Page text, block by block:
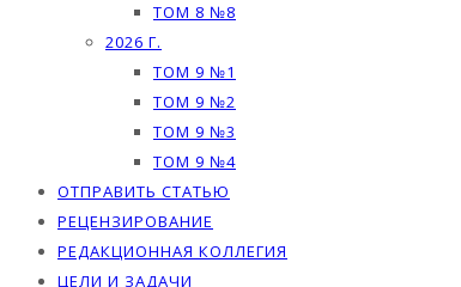
ТОМ 8 №8
2026 Г.
ТОМ 9 №1
ТОМ 9 №2
ТОМ 9 №3
ТОМ 9 №4
ОТПРАВИТЬ СТАТЬЮ
РЕЦЕНЗИРОВАНИЕ
РЕДАКЦИОННАЯ КОЛЛЕГИЯ
ЦЕЛИ И ЗАДАЧИ